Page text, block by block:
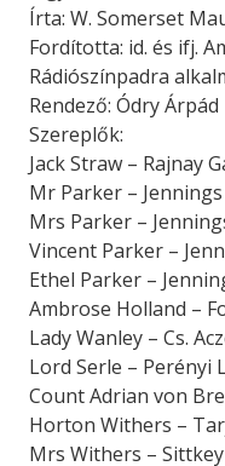
Írta: W. Somerset
Fordította: id. és ifj.
Rádiószínpadra
Rendező: Ódry Árpád
Szereplők:
Jack Straw – Rajnay
Mr Parker – Jennings
Mrs Parker –
Vincent Parker –
Ethel Parker –
Ambrose Holland –
Lady Wanley – Cs.
Lord Serle – Perényi
Count Adrian von
Horton Withers –
Mrs Withers –